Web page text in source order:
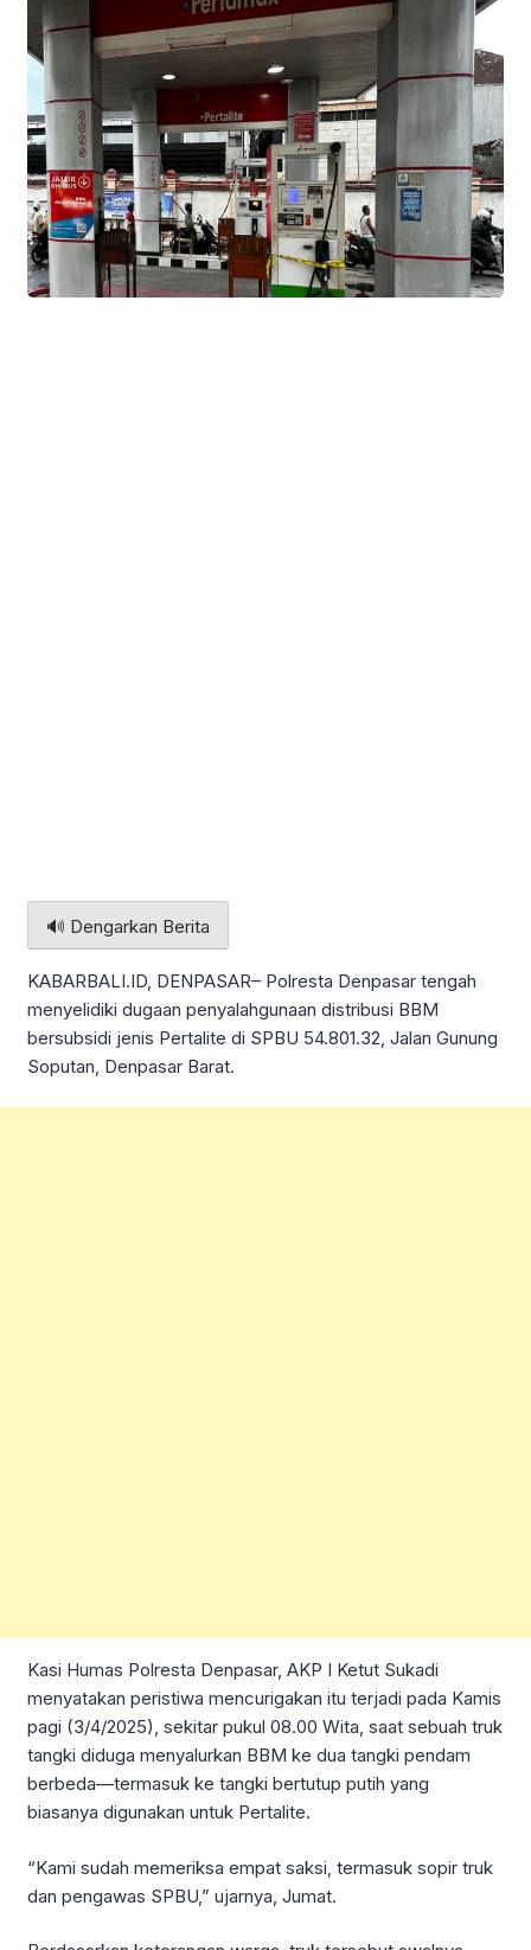
🔊 Dengarkan Berita
KABARBALI.ID, DENPASAR– Polresta Denpasar tengah
menyelidiki dugaan penyalahgunaan distribusi BBM
bersubsidi jenis Pertalite di SPBU 54.801.32, Jalan Gunung
Soputan, Denpasar Barat.
Kasi Humas Polresta Denpasar, AKP I Ketut Sukadi
menyatakan peristiwa mencurigakan itu terjadi pada Kamis
pagi (3/4/2025), sekitar pukul 08.00 Wita, saat sebuah truk
tangki diduga menyalurkan BBM ke dua tangki pendam
berbeda—termasuk ke tangki bertutup putih yang
biasanya digunakan untuk Pertalite.
“Kami sudah memeriksa empat saksi, termasuk sopir truk
dan pengawas SPBU,” ujarnya, Jumat.